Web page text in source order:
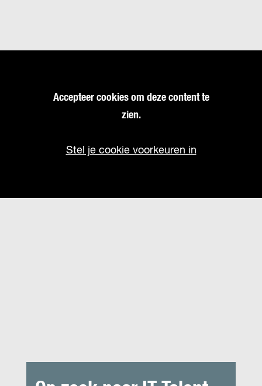
Accepteer cookies om deze content te
zien.
Stel je cookie voorkeuren in